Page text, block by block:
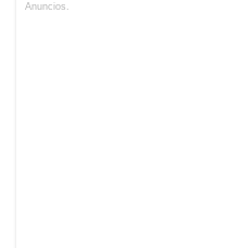
Anuncios.